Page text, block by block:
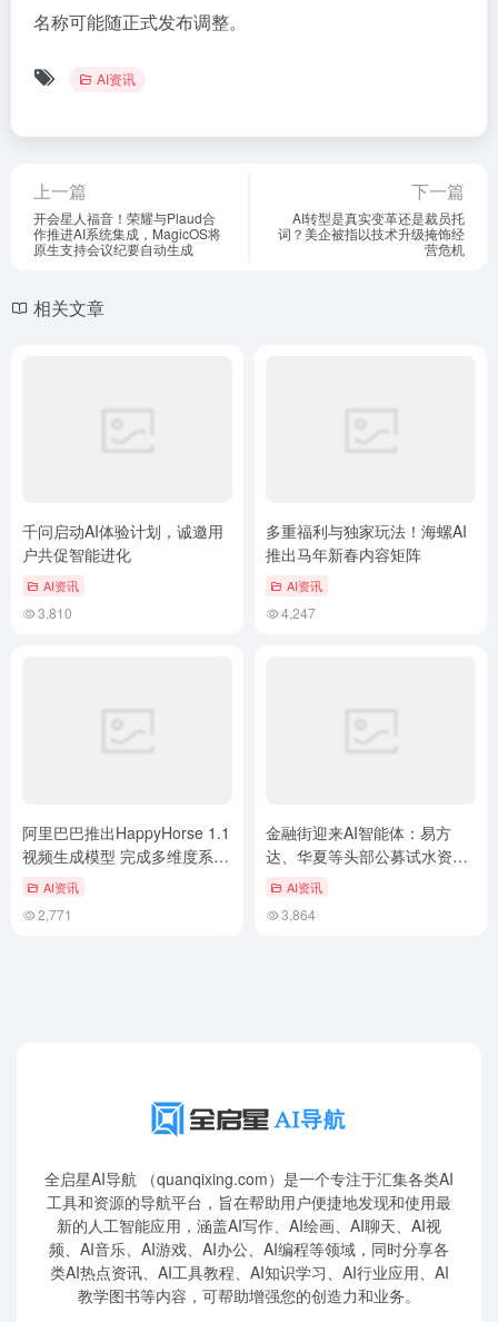
名称可能随正式发布调整。
AI资讯
上一篇
开会星人福音！荣耀与Plaud合
作推进AI系统集成，MagicOS将
原生支持会议纪要自动生成
下一篇
AI转型是真实变革还是裁员托
词？美企被指以技术升级掩饰经
营危机
相关文章
千问启动AI体验计划，诚邀用
户共促智能进化
AI资讯
3,810
多重福利与独家玩法！海螺AI
推出马年新春内容矩阵
AI资讯
4,247
阿里巴巴推出HappyHorse 1.1
视频生成模型 完成多维度系统
性升级
AI资讯
2,771
金融街迎来AI智能体：易方
达、华夏等头部公募试水资管
智能化
AI资讯
3,864
全启星AI导航 （quanqixing.com）是一个专注于汇集各类AI
工具和资源的导航平台，旨在帮助用户便捷地发现和使用最
新的人工智能应用，涵盖AI写作、AI绘画、AI聊天、AI视
频、AI音乐、AI游戏、AI办公、AI编程等领域，同时分享各
类AI热点资讯、AI工具教程、AI知识学习、AI行业应用、AI
教学图书等内容，可帮助增强您的创造力和业务。